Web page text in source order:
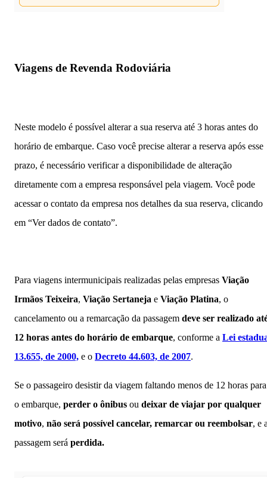
Viagens de Revenda Rodoviária
Neste modelo é possível alterar a sua reserva até 3 horas antes do
horário de embarque. Caso você precise alterar a reserva após esse
prazo, é necessário verificar a disponibilidade de alteração
diretamente com a empresa responsável pela viagem. Você pode
acessar o contato da empresa nos detalhes da sua reserva, clicando
em “Ver dados de contato”.
Para viagens intermunicipais realizadas pelas empresas Viação
Irmãos Teixeira, Viação Sertaneja e Viação Platina, o
cancelamento ou a remarcação da passagem deve ser realizado
12 horas antes do horário de embarque, conforme a Lei
13.655, de 2000, e o Decreto 44.603, de 2007.
Se o passageiro desistir da viagem faltando menos de 12 horas para
o embarque, perder o ônibus ou deixar de viajar por qualquer
motivo, não será possível cancelar, remarcar ou reembolsar, e
passagem será perdida.